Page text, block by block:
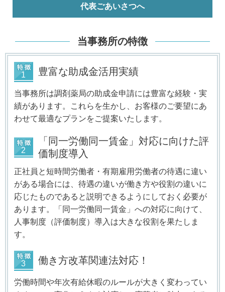
代表ごあいさつへ
当事務所の特徴
豊富な助成金活用実績
当事務所は調剤薬局の助成金申請には豊富な経験・実
績があります。これらを生かし、お客様のご要望にあ
わせて最適なプランをご提案いたします。
「同一労働同一賃金」対応に向けた評
価制度導入
正社員と短時間労働者・有期雇用労働者の待遇に違い
がある場合には、待遇の違いが働き方や役割の違いに
応じたものであると説明できるようにしておく必要が
あります。「同一労働同一賃金」への対応に向けて、
人事制度（評価制度）導入は大きな役割を果たしま
す。
働き方改革関連法対応！
労働時間や年次有給休暇のルールが大きく変わってい